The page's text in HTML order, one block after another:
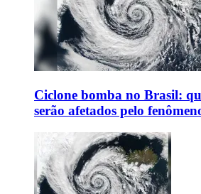
Ciclone bomba no Brasil:
serão afetados pelo